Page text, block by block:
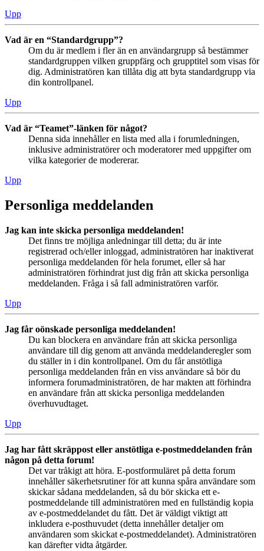
Upp
Vad är en “Standardgrupp”?
Om du är medlem i fler än en användargrupp så bestämmer
standardgruppen vilken gruppfärg och grupptitel som visas för
dig. Administratören kan tillåta dig att byta standardgrupp via
din kontrollpanel.
Upp
Vad är “Teamet”-länken för något?
Denna sida innehåller en lista med alla i forumledningen,
inklusive administratörer och moderatorer med uppgifter om
vilka kategorier de modererar.
Upp
Personliga meddelanden
Jag kan inte skicka personliga meddelanden!
Det finns tre möjliga anledningar till detta; du är inte
registrerad och/eller inloggad, administratören har inaktiverat
personliga meddelanden för hela forumet, eller så har
administratören förhindrat just dig från att skicka personliga
meddelanden. Fråga i så fall administratören varför.
Upp
Jag får oönskade personliga meddelanden!
Du kan blockera en användare från att skicka personliga
användare till dig genom att använda meddelanderegler som
du ställer in i din kontrollpanel. Om du får anstötliga
personliga meddelanden från en viss användare så bör du
informera forumadministratören, de har makten att förhindra
en användare från att skicka personliga meddelanden
överhuvudtaget.
Upp
Jag har fått skräppost eller anstötliga e-postmeddelanden från
någon på detta forum!
Det var tråkigt att höra. E-postformuläret på detta forum
innehåller säkerhetsrutiner för att kunna spåra användare som
skickar sådana meddelanden, så du bör skicka ett e-
postmeddelande till administratören med en fullständig kopia
av e-postmeddelandet du fått. Det är väldigt viktigt att
inkludera e-posthuvudet (detta innehåller detaljer om
användaren som skickat e-postmeddelandet). Administratören
kan därefter vidta åtgärder.